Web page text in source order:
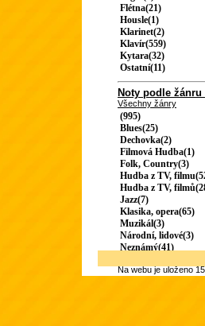
Flétna(21)
Housle(1)
Klarinet(2)
Klavír(559)
Kytara(32)
Ostatní(11)
Noty podle žánru
Všechny žánry
(995)
Blues(25)
Dechovka(2)
Filmová Hudba(1)
Folk, Country(3)
Hudba z TV,
Hudba z TV,
Jazz(7)
Klasika, opera(65)
Muzikál(3)
Národní, lidové(3)
Neznámý(41)
Na webu je uloženo